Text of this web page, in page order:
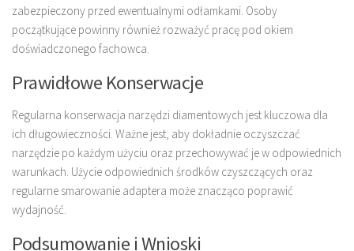
zabezpieczony przed ewentualnymi odłamkami. Osoby
początkujące powinny również rozważyć pracę pod okiem
doświadczonego fachowca.
Prawidłowe Konserwacje
Regularna konserwacja narzędzi diamentowych jest kluczowa dla
ich długowieczności. Ważne jest, aby dokładnie oczyszczać
narzędzie po każdym użyciu oraz przechowywać je w odpowiednich
warunkach. Użycie odpowiednich środków czyszczących oraz
regularne smarowanie adaptera może znacząco poprawić
wydajność.
Podsumowanie i Wnioski